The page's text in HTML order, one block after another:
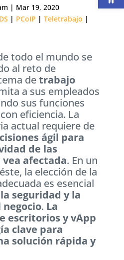
| Mar 19, 2020
| PCoIP | Teletrabajo |
todo el mundo se
al reto de
detrabajo
a sus empleados
sus funciones
eficiencia. La
actual requiere de
ágil para
de las
vea afectada. En un
la elección de la
es esencial
seguridad y la
. La
escritorios y vApp
clave para
solución rápida y